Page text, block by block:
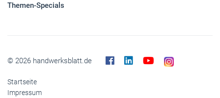
Themen-Specials
© 2026 handwerksblatt.de
Startseite
Impressum